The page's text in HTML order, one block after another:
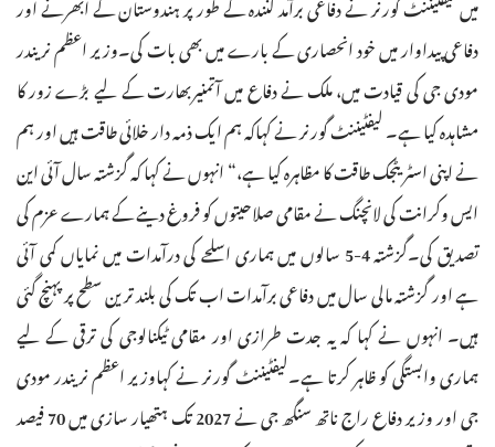
دفاعی پیداوار میں خود انحصاری کے بارے میں بھی بات کی۔وزیر اعظم نریندر
مودی جی کی قیادت میں، ملک نے دفاع میں آتمنیربھارت کے لیے بڑے زور کا
مشاہدہ کیا ہے۔ لیفٹیننٹ گورنر نے کہاکہ ہم ایک ذمہ دار خلائی طاقت ہیں اور ہم
نے اپنی اسٹریٹجک طاقت کا مظاہرہ کیا ہے،“ انہوں نے کہا کہ گزشتہ سال آئی این
ایس وکرانت کی لانچنگ نے مقامی صلاحیتوں کو فروغ دینے کے ہمارے عزم کی
تصدیق کی۔گزشتہ 4-5 سالوں میں ہماری اسلحے کی درآمدات میں نمایاں کمی آئی
ہے اور گزشتہ مالی سال میں دفاعی برآمدات اب تک کی بلند ترین سطح پر پہنچ گئی
ہیں۔ انہوں نے کہا کہ یہ جدت طرازی اور مقامی ٹیکنالوجی کی ترقی کے لیے
ہماری وابستگی کو ظاہر کرتا ہے۔لیفٹیننٹ گورنر نے کہاوزیر اعظم نریندر مودی
جی اور وزیر دفاع راج ناتھ سنگھ جی نے 2027 تک ہتھیار سازی میں 70 فیصد